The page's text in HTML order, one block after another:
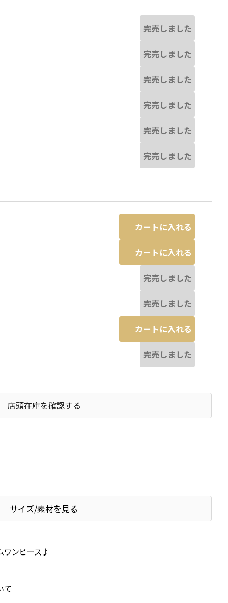
完売しました
完売しました
完売しました
完売しました
完売しました
完売しました
カートに入れる
カートに入れる
完売しました
完売しました
カートに入れる
完売しました
店頭在庫を確認する
サイズ/素材を見る
ワンピース♪
て